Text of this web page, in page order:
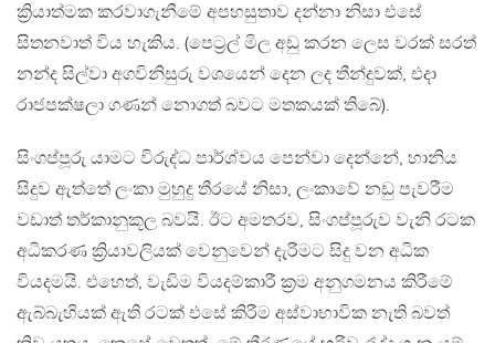
ක්‍රියාත්මක කරවාගැනීමේ අපහසුතාව දන්නා නිසා එසේ
සිතනවාත් විය හැකිය. (පෙට්‍රල් මිල අඩු කරන ලෙස වරක් සරත්
නන්ද සිල්වා අගවිනිසුරු වශයෙන් දෙන ලද තීන්දුවක්, එදා
රාජපක්ෂලා ගණන් නොගත් බවට මතකයක් තිබේ).
සිංගප්පූරු යාමට විරුද්ධ පාර්ශ්වය පෙන්වා දෙන්නේ, හානිය
සිදුව ඇත්තේ ලංකා මුහුදු තීරයේ නිසා, ලංකාවේ නඩු පැවරීම
වඩාත් තර්කානුකූල බවයි. ඊට අමතරව, සිංගප්පූරුව වැනි රටක
අධිකරණ ක්‍රියාවලියක් වෙනුවෙන් දැරීමට සිදු වන අධික
වියදමයි. එහෙත්, වැඩිම වියදම්කාරී ක්‍රම අනුගමනය කිරීමේ
ඇබ්බැහියක් ඇති රටක් එසේ කිරීම අස්වාභාවික නැති බවත්